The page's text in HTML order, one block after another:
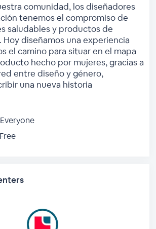
comunidad, los diseñadores
tenemos el compromiso de
saludables y productos de
diseñamos una experiencia
el camino para situar en el mapa
hecho por mujeres, gracias a
entre diseño y género,
una nueva historia
Everyone
Free